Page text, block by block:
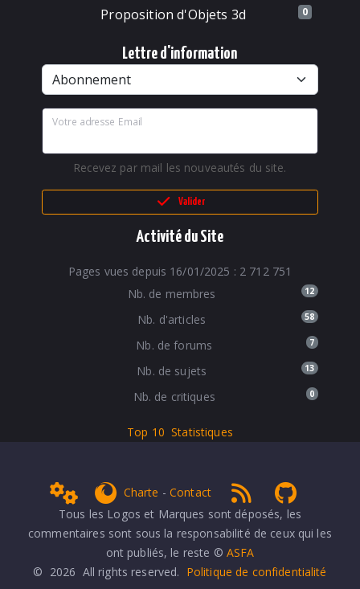
Proposition d'Objets 3d 0
Lettre d'information
Votre adresse Email
Recevez par mail les nouveautés du site.
Valider
Activité du Site
Pages vues depuis 16/01/2025 : 2 712 751
Nb. de membres
12
Nb. d'articles 58
Nb. de forums 7
Nb. de sujets 13
Nb. de critiques 0
Top 10 Statistiques
Adminget Firefox
Charte -Contact RSS 1.0
Tous les Logos et Marques sont déposés, les
commentaires sont sous la responsabilité de ceux qui les
ont publiés, le reste © ASFA
© 2026 All rights reserved. Politique de confidentialité